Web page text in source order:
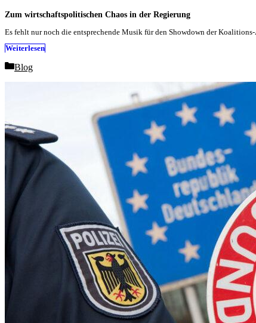
Zum wirtschaftspolitischen Chaos in der Regierung
Es fehlt nur noch die entsprechende Musik für den Showdown der
Weiterlesen
Categories
Blog